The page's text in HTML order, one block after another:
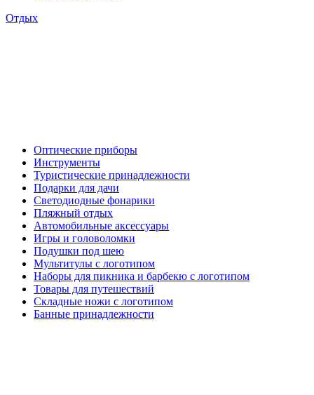
Отдых
Оптические приборы
Инструменты
Туристические принадлежности
Подарки для дачи
Светодиодные фонарики
Пляжный отдых
Автомобильные аксессуары
Игры и головоломки
Подушки под шею
Мультитулы с логотипом
Наборы для пикника и барбекю с логотипом
Товары для путешествий
Складные ножи с логотипом
Банные принадлежности